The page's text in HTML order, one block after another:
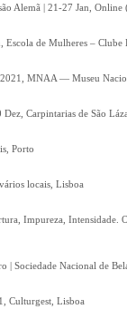
Alemã | 21-27 Jan,
Escola de Mulheres – Clube
2021, MNAA — Museu
Dez, Carpintarias de São
Porto
locais, Lisboa
Impureza, Intensidade.
| Sociedade Nacional de
Culturgest, Lisboa